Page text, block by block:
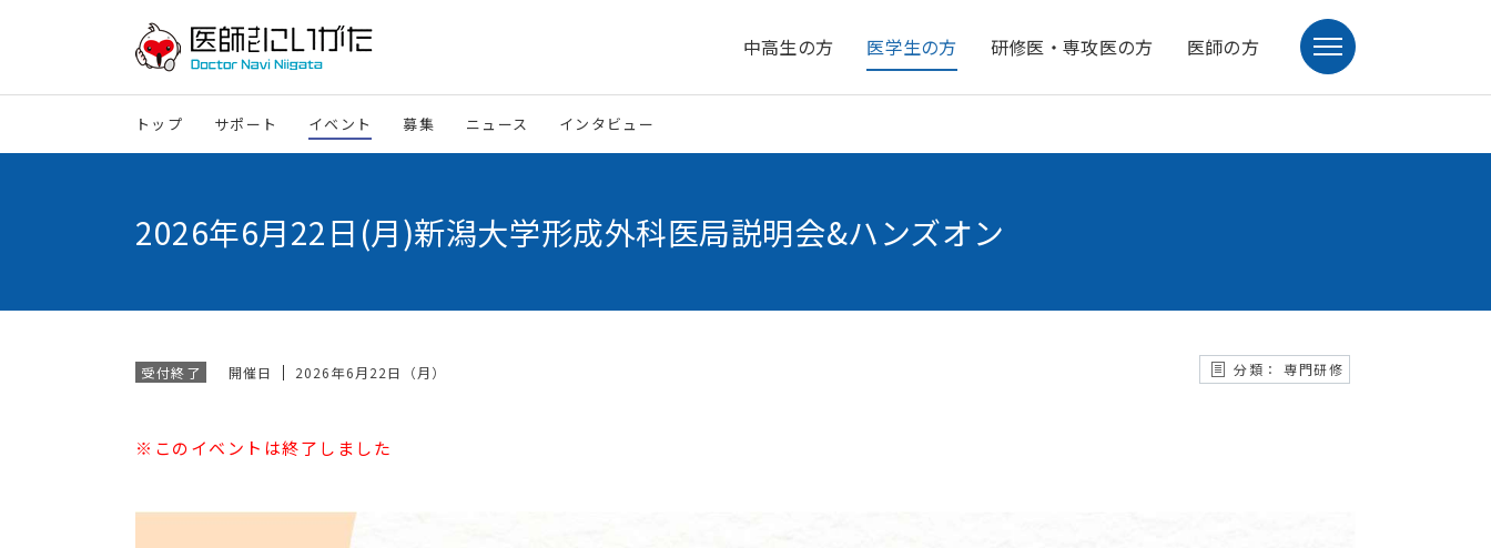
中高生の方 医学生の方 研修医・専攻医の方 医師の方
トップ サポート イベント 募集 ニュース インタビュー
2026年6月22日(月)新潟大学形成外科医局説明会&ハンズオン
受付終了 開催日 2026年6月22日（月） 分類： 専門研修
※このイベントは終了しました